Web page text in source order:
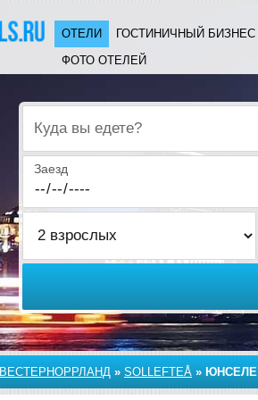
ОТЕЛИ ГОСТИНИЧНЫЙ БИЗНЕС
ФОТО ОТЕЛЕЙ
Куда вы едете?
Заезд
ВЕСТЕРНОРРЛАНД » SOLLEFTEÅ » ЮНСЕЛЕ